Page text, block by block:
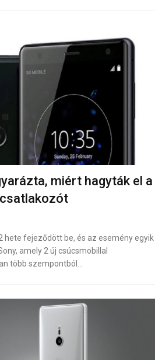
miért hagyták el a
hete fejeződött be, és az esemény egyik
amely 2 új csúcsmobillal
több szempontból…